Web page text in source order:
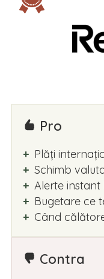
Pro
Plăți
Schimb
Alerte
Bugetare ce
Când
Contra